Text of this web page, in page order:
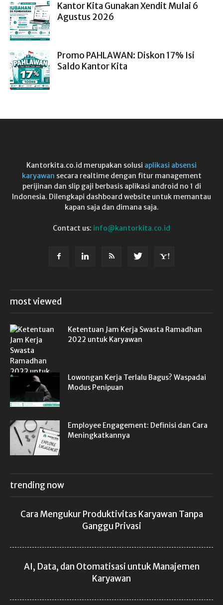
Kantor Kita Gunakan Xendit Mulai 6
Agustus 2026
Promo PAHLAWAN: Diskon 17% Isi
Saldo Kantor Kita
Kantorkita.co.id merupakan solusi aplikasi absensi
karyawan secara realtime dengan fitur management
perijinan dan slip gaji berbasis aplikasi android no 1 di
Indonesia. Dilengkapi dashboard website untuk memantau
kapan saja dan dimana saja.
Contact us: info@kantorkita.co.id
most viewed
Ketentuan Jam Kerja Swasta Ramadhan
2022 untuk Karyawan
Lowongan Kerja Terlalu Bagus? Waspadai
Modus Penipuan
Employee Engagement: Definisi dan Cara
Meningkatkannya
trending now
Cara Mengukur Produktivitas Karyawan Tanpa
Ganggu Privasi
AI, Data, dan Otomatisasi untuk Manajemen
Karyawan